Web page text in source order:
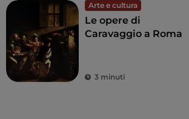
Arte e cultura
Le opere di
Caravaggio a Roma
3 minuti